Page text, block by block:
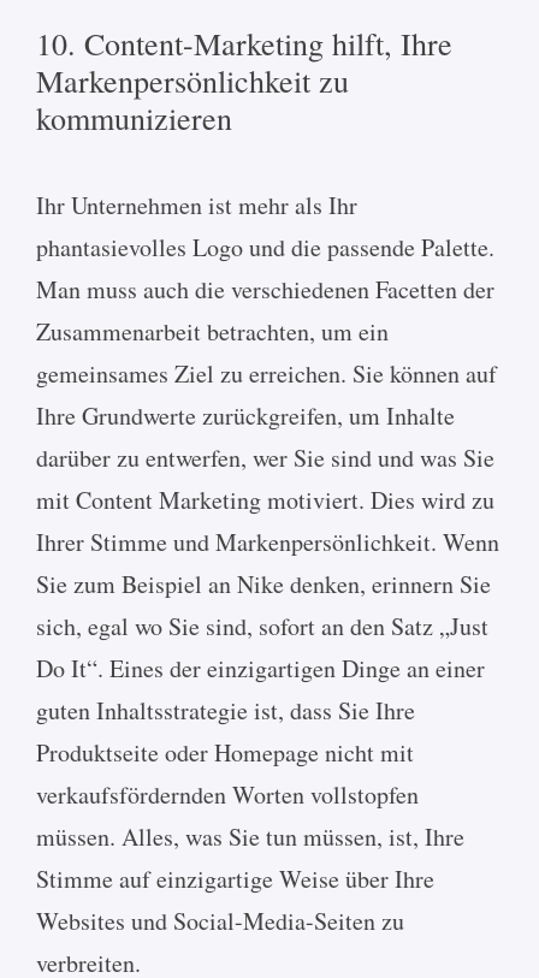
10. Content-Marketing hilft, Ihre
Markenpersönlichkeit zu
kommunizieren
Ihr Unternehmen ist mehr als Ihr
phantasievolles Logo und die passende Palette.
Man muss auch die verschiedenen Facetten der
Zusammenarbeit betrachten, um ein
gemeinsames Ziel zu erreichen. Sie können auf
Ihre Grundwerte zurückgreifen, um Inhalte
darüber zu entwerfen, wer Sie sind und was Sie
mit Content Marketing motiviert. Dies wird zu
Ihrer Stimme und Markenpersönlichkeit. Wenn
Sie zum Beispiel an Nike denken, erinnern Sie
sich, egal wo Sie sind, sofort an den Satz „Just
Do It“. Eines der einzigartigen Dinge an einer
guten Inhaltsstrategie ist, dass Sie Ihre
Produktseite oder Homepage nicht mit
verkaufsfördernden Worten vollstopfen
müssen. Alles, was Sie tun müssen, ist, Ihre
Stimme auf einzigartige Weise über Ihre
Websites und Social-Media-Seiten zu
verbreiten.